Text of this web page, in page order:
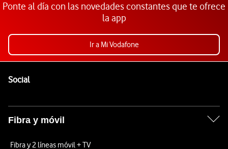
Ponte al día con las novedades constantes que te ofrece
la app
Ir a Mi Vodafone
SocialEnlaces a las redes sociales de Vodafone
Fibra y móvil
Fibra y 2 líneas móvil + TV